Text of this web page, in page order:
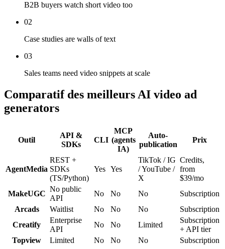
B2B buyers watch short video too
02
Case studies are walls of text
03
Sales teams need video snippets at scale
Comparatif des meilleurs AI video ad
generators
Outil
API &
SDKs
CLI
MCP
(agents
IA)
Auto-
publication
Prix
AgentMedia
REST +
SDKs
(TS/Python)
Yes Yes
TikTok / IG
/ YouTube /
X
Credits,
from
$39/mo
MakeUGC
No public
API
No No No
Subscription
Arcads
Waitlist No No No
Subscription
Creatify
Enterprise
API
No No Limited
Subscription
+ API tier
Topview
Limited No No No Subscription